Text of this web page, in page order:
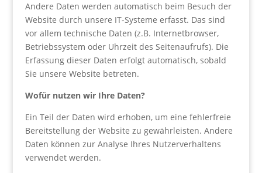
Andere Daten werden automatisch beim Besuch der
Website durch unsere IT-Systeme erfasst. Das sind
vor allem technische Daten (z.B. Internetbrowser,
Betriebssystem oder Uhrzeit des Seitenaufrufs). Die
Erfassung dieser Daten erfolgt automatisch, sobald
Sie unsere Website betreten.
Wofür nutzen wir Ihre Daten?
Ein Teil der Daten wird erhoben, um eine fehlerfreie
Bereitstellung der Website zu gewährleisten. Andere
Daten können zur Analyse Ihres Nutzerverhaltens
verwendet werden.